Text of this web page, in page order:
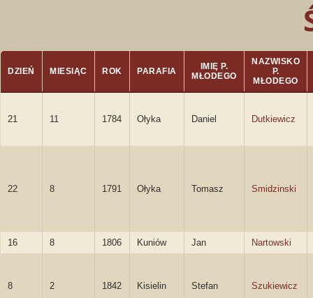
DZIEŃ MIESIĄC ROK PARAFIA
IMIĘ P.
MŁODEGO
NAZWISKO
P.
MŁODEGO
21 11 1784 Ołyka Daniel Dutkiewicz
22 8 1791 Ołyka Tomasz Smidzinski
16 8 1806 Kuniów Jan Nartowski
8 2 1842 Kisielin Stefan Szukiewicz